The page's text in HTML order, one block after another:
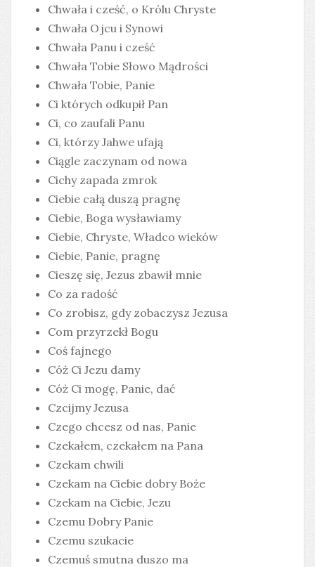
Chwała i cześć, o Królu Chryste
Chwała Ojcu i Synowi
Chwała Panu i cześć
Chwała Tobie Słowo Mądrości
Chwała Tobie, Panie
Ci których odkupił Pan
Ci, co zaufali Panu
Ci, którzy Jahwe ufają
Ciągle zaczynam od nowa
Cichy zapada zmrok
Ciebie całą duszą pragnę
Ciebie, Boga wysławiamy
Ciebie, Chryste, Władco wieków
Ciebie, Panie, pragnę
Cieszę się, Jezus zbawił mnie
Co za radość
Co zrobisz, gdy zobaczysz Jezusa
Com przyrzekł Bogu
Coś fajnego
Cóż Ci Jezu damy
Cóż Ci mogę, Panie, dać
Czcijmy Jezusa
Czego chcesz od nas, Panie
Czekałem, czekałem na Pana
Czekam chwili
Czekam na Ciebie dobry Boże
Czekam na Ciebie, Jezu
Czemu Dobry Panie
Czemu szukacie
Czemuś smutna duszo ma